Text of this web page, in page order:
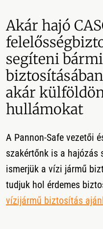
Akár hajó
segíteni
akár
hullámokat
A Pannon-Safe vezetői
szakértőnk is a hajózás
ismerjük a vízi jármű
tudjuk hol érdemes
vízijármű biztosítás